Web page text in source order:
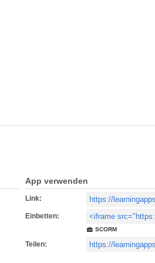
App verwenden
Link:
Einbetten:
SCORM
Teilen: